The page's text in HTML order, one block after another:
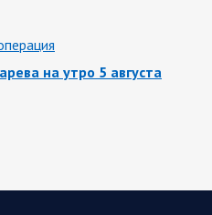
на утро 5 августа